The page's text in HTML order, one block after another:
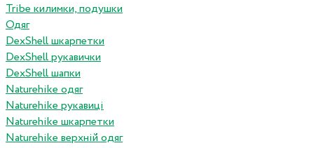
Tribe килимки, подушки
Одяг
DexShell шкарпетки
DexShell рукавички
DexShell шапки
Naturehike одяг
Naturehike рукавиці
Naturehike шкарпетки
Naturehike верхній одяг